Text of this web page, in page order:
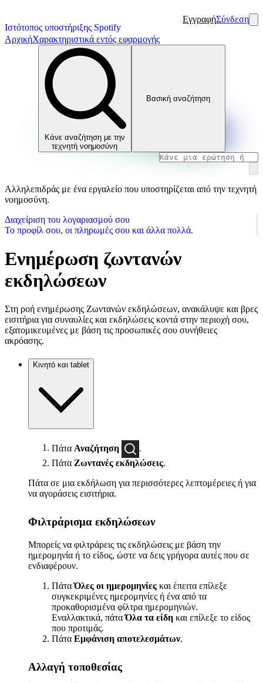
Ιστότοπος υποστήριξης Spotify
ΕγγραφήΣύνδεση
ΑρχικήΧαρακτηριστικά εντός εφαρμογής
Κάνε αναζήτηση με την
τεχνητή νοημοσύνη
Βασική αναζήτηση
Αλληλεπιδράς με ένα εργαλείο που υποστηρίζεται από την τεχνητή
νοημοσύνη.
Διαχείριση του λογαριασμού σου
Το προφίλ σου, οι πληρωμές σου και άλλα πολλά.
Ενημέρωση ζωντανών
εκδηλώσεων
Στη ροή ενημέρωσης Ζωντανών εκδηλώσεων, ανακάλυψε και βρες
εισιτήρια για συναυλίες και εκδηλώσεις κοντά στην περιοχή σου,
εξατομικευμένες με βάση τις προσωπικές σου συνήθειες
ακρόασης.
Κινητό και tablet
Πάτα Αναζήτηση
.
Πάτα Ζωντανές εκδηλώσεις.
Πάτα σε μια εκδήλωση για περισσότερες λεπτομέρειες ή για
να αγοράσεις εισιτήρια.
Φιλτράρισμα εκδηλώσεων
Μπορείς να φιλτράρεις τις εκδηλώσεις με βάση την
ημερομηνία ή το είδος, ώστε να δεις γρήγορα αυτές που σε
ενδιαφέρουν.
ΠάταΌλες οι ημερομηνίες και έπειτα επίλεξε
συγκεκριμένες ημερομηνίες ή ένα από τα
προκαθορισμένα φίλτρα ημερομηνιών.
Εναλλακτικά, πάταΌλα τα είδη και επίλεξε το είδος
που προτιμάς.
Πάτα Εμφάνιση αποτελεσμάτων.
Αλλαγή τοποθεσίας